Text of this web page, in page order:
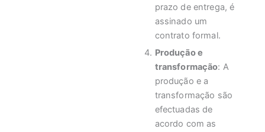
prazo de entrega, é
assinado um
contrato formal.
Produção e
transformação: A
produção e a
transformação são
efectuadas de
acordo com as